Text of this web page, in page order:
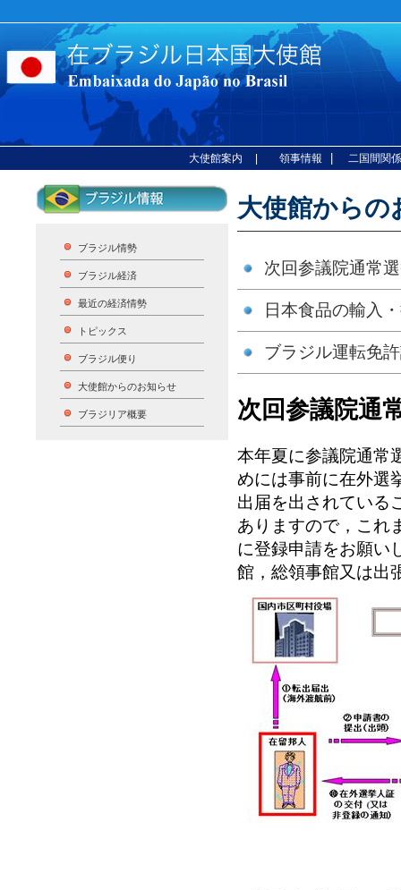
大使館案内 | 領事情報 二国間関係
ブラジル情勢
ブラジル経済
最近の経済情勢
トピックス
ブラジル便り
大使館からのお知らせ
ブラジリア概要
大使館からの
次回参議院通常
日本食品の輸入
ブラジル運転免
次回参議院通
本年夏に参議院通常
めには事前に在外選
出届を出されている
ありますので，これ
に登録申請をお願い
館，総領事館又は出